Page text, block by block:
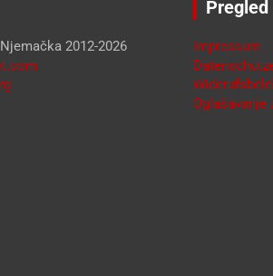
2012-2026
Pregled
Impressum